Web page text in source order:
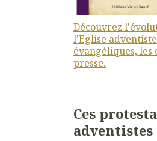
Découvrez
l'Eglise
évangéliques, les
presse.
Ces
adventistes